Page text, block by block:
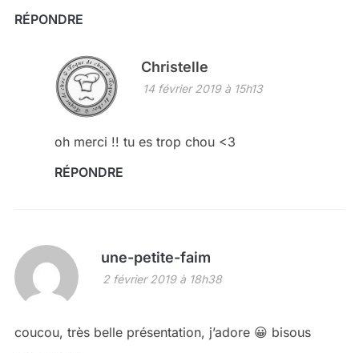
RÉPONDRE
Christelle
14 février 2019 à 15h13
oh merci !! tu es trop chou <3
RÉPONDRE
une-petite-faim
2 février 2019 à 18h38
coucou, très belle présentation, j’adore 😀 bisous